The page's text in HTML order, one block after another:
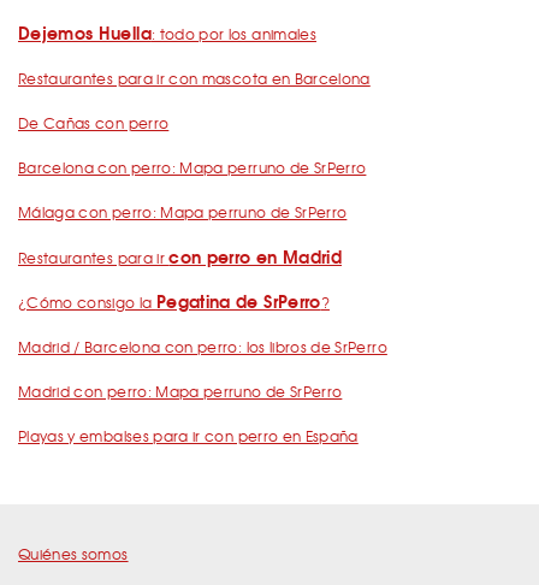
Dejemos Huella: todo por los animales
Restaurantes para ir con mascota en Barcelona
De Cañas con perro
Barcelona con perro: Mapa perruno de SrPerro
Málaga con perro: Mapa perruno de SrPerro
Restaurantes para ircon perro en Madrid
¿Cómo consigo la Pegatina de SrPerro?
Madrid / Barcelona con perro: los libros de SrPerro
Madrid con perro: Mapa perruno de SrPerro
Playas y embalses para ir con perro en España
Quiénes somos